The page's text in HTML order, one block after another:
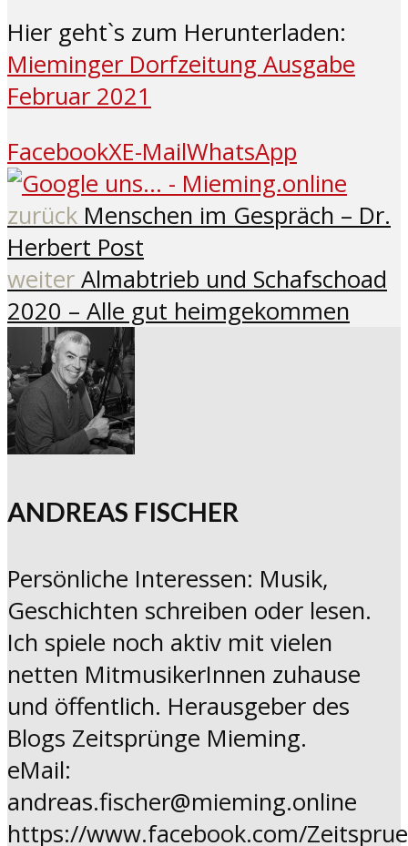
Hier geht`s zum Herunterladen:
Mieminger Dorfzeitung Ausgabe
Februar 2021
FacebookXE-MailWhatsApp
zurück Menschen im Gespräch – Dr.
Herbert Post
weiter Almabtrieb und Schafschoad
2020 – Alle gut heimgekommen
ANDREAS FISCHER
Persönliche Interessen: Musik,
Geschichten schreiben oder lesen.
Ich spiele noch aktiv mit vielen
netten MitmusikerInnen zuhause
und öffentlich. Herausgeber des
Blogs Zeitsprünge Mieming.
eMail:
andreas.fischer@mieming.online
https://www.facebook.com/